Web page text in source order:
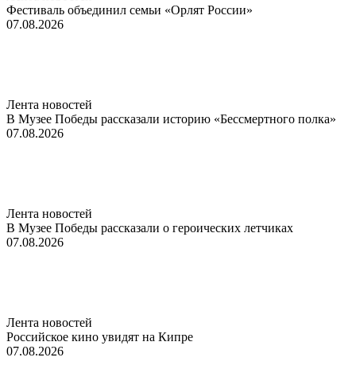
Фестиваль объединил семьи «Орлят России»
07.08.2026
Лента новостей
В Музее Победы рассказали историю «Бессмертного полка»
07.08.2026
Лента новостей
В Музее Победы рассказали о героических летчиках
07.08.2026
Лента новостей
Российское кино увидят на Кипре
07.08.2026